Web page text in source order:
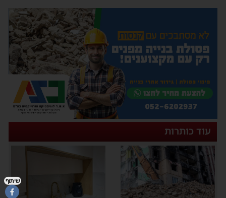
עוד כותרות
שיתוף